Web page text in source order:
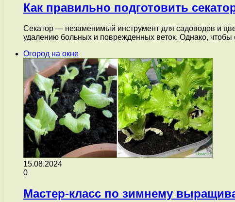
Как правильно подготовить
Секатор — незаменимый инструмент для садоводов и
удалению больных и поврежденных веток. Однако,
Огород на окне
15.08.2024
0
Мастер-класс по зимнему